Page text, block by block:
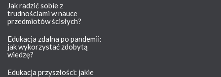
Jak radzić sobie z
trudnościami w nauce
przedmiotów ścisłych?
Edukacja zdalna po pandemii:
jak wykorzystać zdobytą
wiedzę?
Edukacja przyszłości: jakie